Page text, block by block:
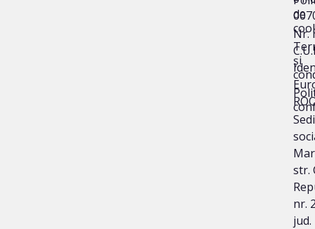
Nr.
str.
nr.
de
și